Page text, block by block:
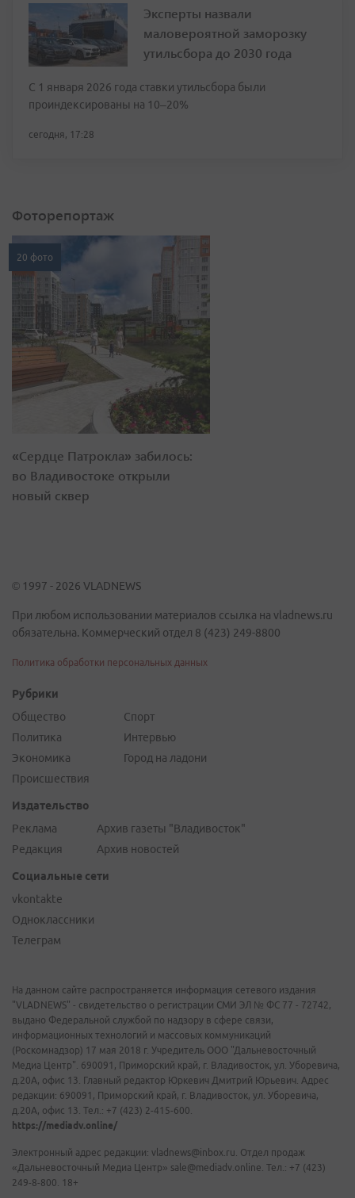
Эксперты назвали
маловероятной заморозку
утильсбора до 2030 года
С 1 января 2026 года ставки утильсбора были
проиндексированы на 10–20%
сегодня, 17:28
Фоторепортаж
20 фото
«Сердце Патрокла» забилось:
во Владивостоке открыли
новый сквер
© 1997 - 2026 VLADNEWS
При любом использовании материалов ссылка на vladnews.ru
обязательна. Коммерческий отдел 8 (423) 249-8800
Политика обработки персональных данных
Рубрики
Общество
Политика
Экономика
Происшествия
Спорт
Интервью
Город на ладони
Издательство
Реклама
Редакция
Архив газеты "Владивосток"
Архив новостей
Социальные сети
vkontakte
Одноклассники
Телеграм
На данном сайте распространяется информация сетевого издания
"VLADNEWS" - свидетельство о регистрации СМИ ЭЛ № ФС 77 - 72742,
выдано Федеральной службой по надзору в сфере связи,
информационных технологий и массовых коммуникаций
(Роскомнадзор) 17 мая 2018 г. Учредитель ООО "Дальневосточный
Медиа Центр". 690091, Приморский край, г. Владивосток, ул. Уборевича,
д.20А, офис 13. Главный редактор Юркевич Дмитрий Юрьевич. Адрес
редакции: 690091, Приморский край, г. Владивосток, ул. Уборевича,
д.20А, офис 13. Тел.: +7 (423) 2-415-600.
https://mediadv.online/
Электронный адрес редакции: vladnews@inbox.ru. Отдел продаж
«Дальневосточный Медиа Центр» sale@mediadv.online. Тел.: +7 (423)
249-8-800. 18+